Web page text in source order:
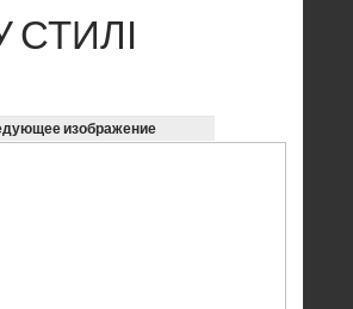
СТИЛІ
изображение